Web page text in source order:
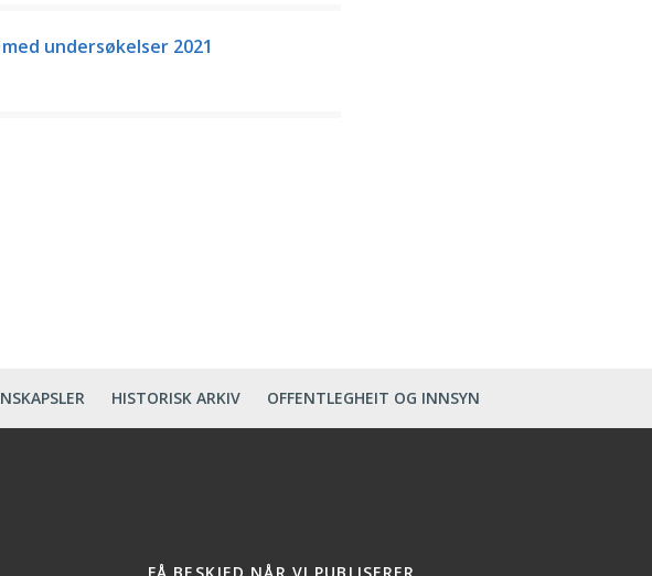
undersøkelser 2021
HISTORISK ARKIV OFFENTLEGHEIT OG INNSYN